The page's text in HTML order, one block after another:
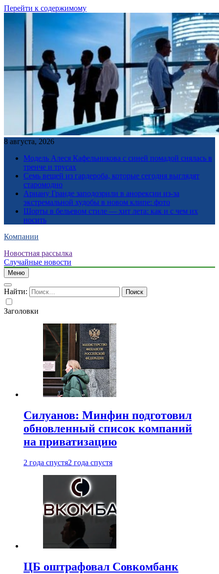
Перейти к содержимому
8 августа, 2026
Модель Алеся Кафельникова с синей помадой снялась в
тренче и трусах
Семь вещей из гардероба, которые сегодня выглядят
старомодно
Ариану Гранде заподозрили в анорексии из-за
экстремальной худобы в новом клипе: фото
Шорты в бельевом стиле — хит лета: как и с чем их
носить
Компании
Новостная рассылка
Случайные новости
Меню
Найти:
Заголовки
Силуанов: Минфин подготовил
обновленный список компаний
на приватизацию
2 года спустя2 года спустя
ЦБ оштрафовал Совкомбанк